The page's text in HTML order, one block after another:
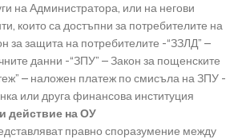
на Администратора, или на негови
които са достъпни за потребителите на
за защита на потребителите -“ЗЗЛД” –
данни -“ЗПУ” – Закон за пощенските
– наложен платеж по смисъла на ЗПУ -
или друга финансова институция
действие на ОУ
правно споразумение между